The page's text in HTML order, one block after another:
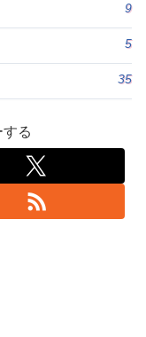
9
5
35
る